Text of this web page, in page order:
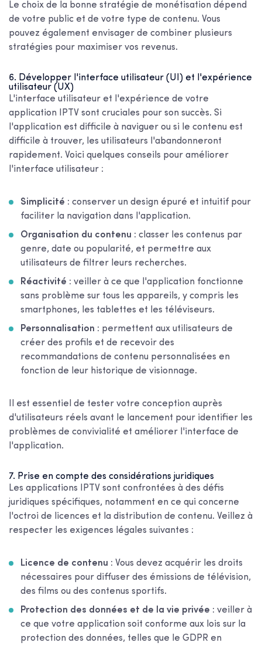
Le choix de la bonne stratégie de monétisation dépend
de votre public et de votre type de contenu. Vous
pouvez également envisager de combiner plusieurs
stratégies pour maximiser vos revenus.
6. Développer l'interface utilisateur (UI) et l'expérience
utilisateur (UX)
L'interface utilisateur et l'expérience de votre
application IPTV sont cruciales pour son succès. Si
l'application est difficile à naviguer ou si le contenu est
difficile à trouver, les utilisateurs l'abandonneront
rapidement. Voici quelques conseils pour améliorer
l'interface utilisateur :
Simplicité : conserver un design épuré et intuitif pour
faciliter la navigation dans l'application.
Organisation du contenu : classer les contenus par
genre, date ou popularité, et permettre aux
utilisateurs de filtrer leurs recherches.
Réactivité : veiller à ce que l'application fonctionne
sans problème sur tous les appareils, y compris les
smartphones, les tablettes et les téléviseurs.
Personnalisation : permettent aux utilisateurs de
créer des profils et de recevoir des
recommandations de contenu personnalisées en
fonction de leur historique de visionnage.
Il est essentiel de tester votre conception auprès
d'utilisateurs réels avant le lancement pour identifier les
problèmes de convivialité et améliorer l'interface de
l'application.
7. Prise en compte des considérations juridiques
Les applications IPTV sont confrontées à des défis
juridiques spécifiques, notamment en ce qui concerne
l'octroi de licences et la distribution de contenu. Veillez à
respecter les exigences légales suivantes :
Licence de contenu : Vous devez acquérir les droits
nécessaires pour diffuser des émissions de télévision,
des films ou des contenus sportifs.
Protection des données et de la vie privée : veiller à
ce que votre application soit conforme aux lois sur la
protection des données, telles que le GDPR en